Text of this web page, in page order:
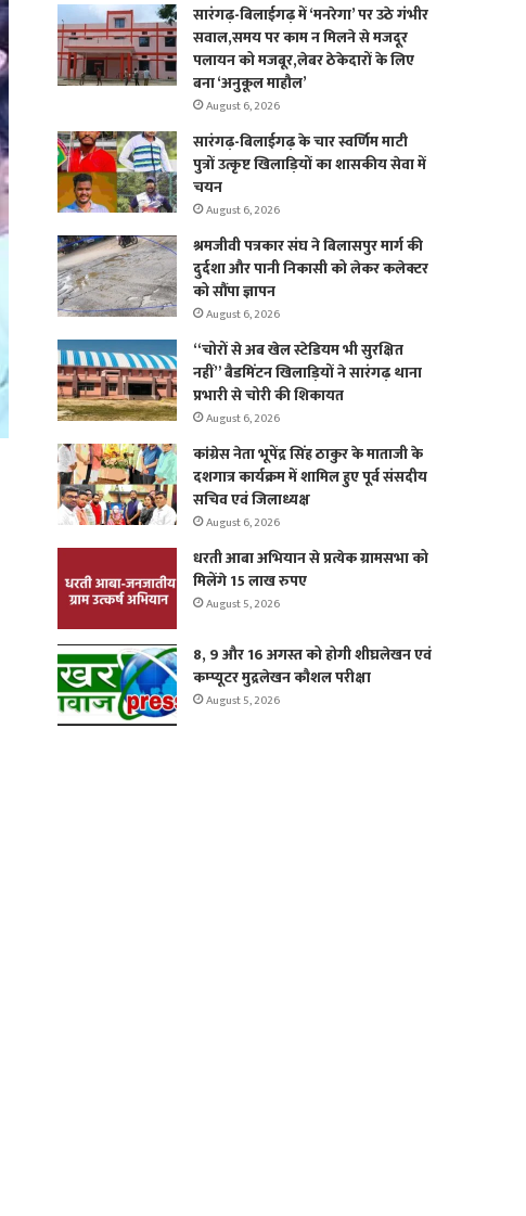
सारंगढ़-बिलाईगढ़ में ‘मनरेगा’ पर उठे गंभीर
सवाल,समय पर काम न मिलने से मजदूर
पलायन को मजबूर,लेबर ठेकेदारों के लिए
बना ‘अनुकूल माहौल’
August 6, 2026
सारंगढ़-बिलाईगढ़ के चार स्वर्णिम माटी
पुत्रों उत्कृष्ट खिलाड़ियों का शासकीय सेवा में
चयन
August 6, 2026
श्रमजीवी पत्रकार संघ ने बिलासपुर मार्ग की
दुर्दशा और पानी निकासी को लेकर कलेक्टर
को सौंपा ज्ञापन
August 6, 2026
“चोरों से अब खेल स्टेडियम भी सुरक्षित
नहीं” बैडमिंटन खिलाड़ियों ने सारंगढ़ थाना
प्रभारी से चोरी की शिकायत
August 6, 2026
कांग्रेस नेता भूपेंद्र सिंह ठाकुर के माताजी के
दशगात्र कार्यक्रम में शामिल हुए पूर्व संसदीय
सचिव एवं जिलाध्यक्ष
August 6, 2026
धरती आबा अभियान से प्रत्येक ग्रामसभा को
मिलेंगे 15 लाख रुपए
August 5, 2026
8, 9 और 16 अगस्त को होगी शीघ्रलेखन एवं
कम्प्यूटर मुद्रलेखन कौशल परीक्षा
August 5, 2026